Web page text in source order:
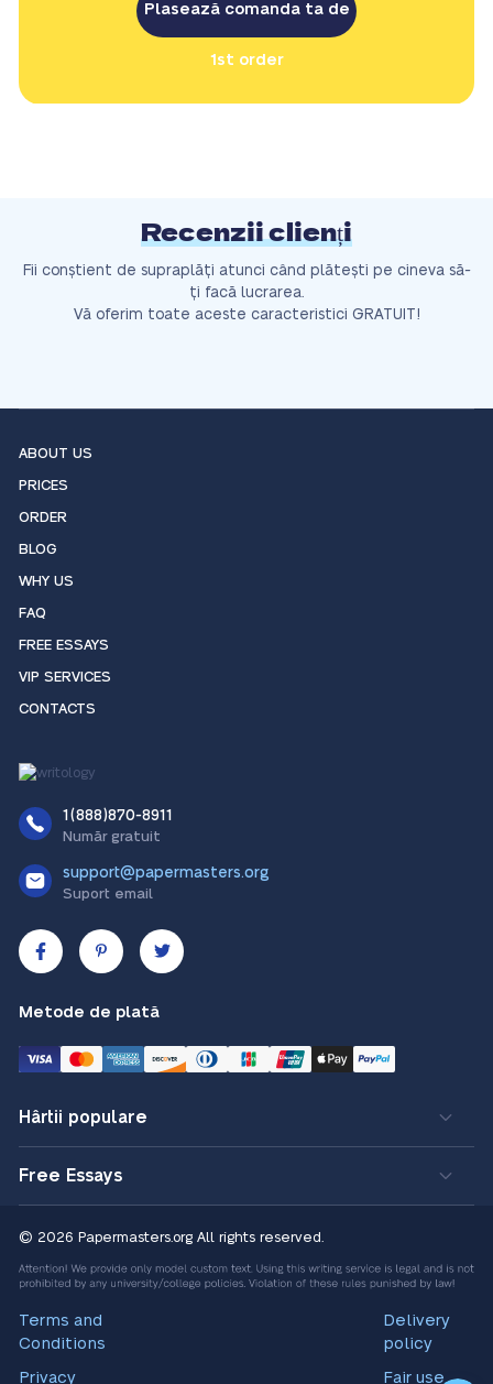
Plasează comanda ta de
1st order
Recenzii clienți
Fii conștient de supraplăți atunci când plătești pe cineva să-
ți facă lucrarea.
Vă oferim toate aceste caracteristici GRATUIT!
ABOUT US
PRICES
ORDER
BLOG
WHY US
FAQ
FREE ESSAYS
VIP SERVICES
CONTACTS
1(888)870-8911
Număr gratuit
support@papermasters.org
Suport email
Metode de plată
Hârtii populare
Free Essays
© 2026 Papermasters.org All rights reserved.
Terms and
Conditions
Privacy
Delivery
policy
Fair use